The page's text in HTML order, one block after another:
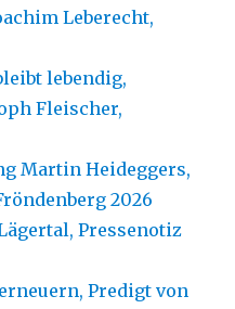
Leberecht,
lebendig,
Fleischer,
Martin Heideggers,
2026
Pressenotiz
Predigt von